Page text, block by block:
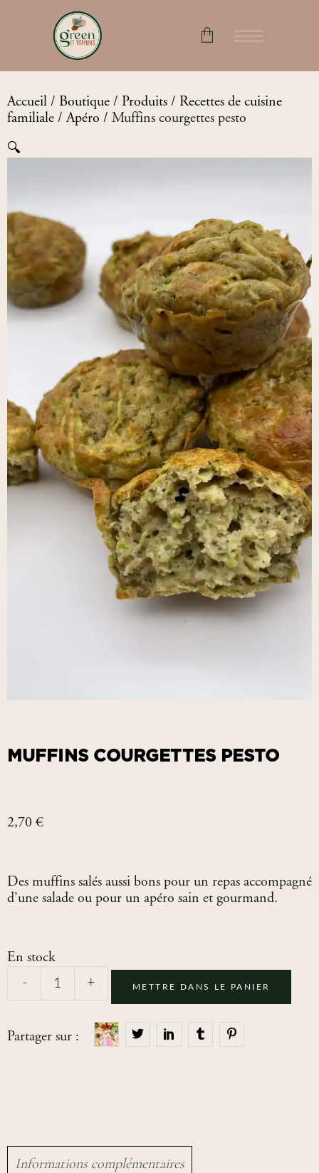
No products in the cart.
Accueil / Boutique / Produits / Recettes de cuisine
familiale /Apéro / Muffins courgettes pesto
🔍
MUFFINS COURGETTES PESTO
2,70 €
Des muffins salés aussi bons pour un repas accompagné
d’une salade ou pour un apéro sain et gourmand.
En stock
- + METTRE DANS LE PANIER
Partager sur :
Informations complémentaires